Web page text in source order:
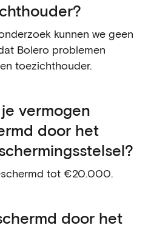
kunnen we geen
Bolero problemen
toezichthouder.
vermogen
door het
tot €20.000.
door het